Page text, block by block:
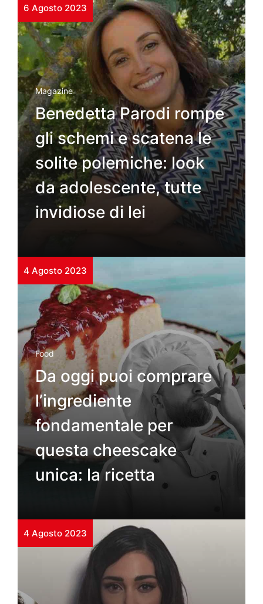
6 Agosto 2023
Magazine
Benedetta Parodi rompe
gli schemi e scatena le
solite polemiche: look
da adolescente, tutte
invidiose di lei
4 Agosto 2023
Food
Da oggi puoi comprare
l’ingrediente
fondamentale per
questa cheescake
unica: la ricetta
4 Agosto 2023